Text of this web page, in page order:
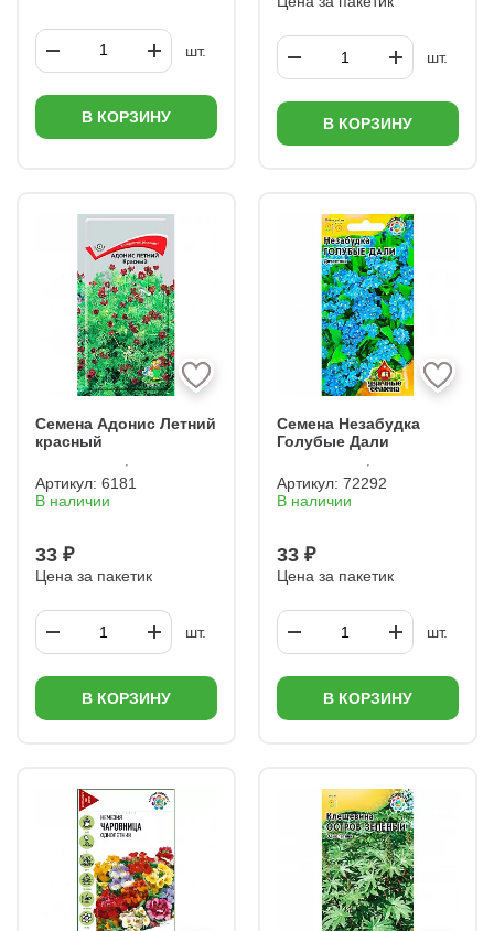
шт.
В КОРЗИНУ
шт.
В КОРЗИНУ
Семена Адонис Летний
красный
Артикул: 6181
В наличии
33 ₽
Цена за пакетик
шт.
В КОРЗИНУ
Семена Незабудка
Голубые Дали
Артикул: 72292
В наличии
33 ₽
Цена за пакетик
шт.
В КОРЗИНУ